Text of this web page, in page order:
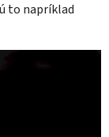
to napríklad